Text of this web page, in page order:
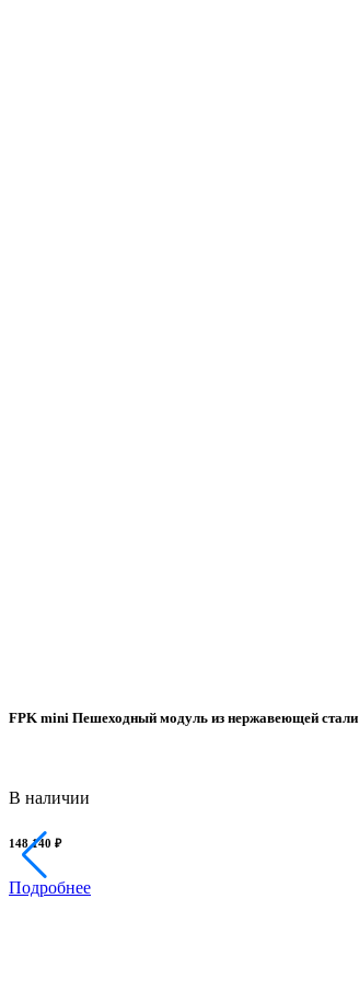
FPK mini Пешеходный модуль из нержавеющей стали
В наличии
148 140 ₽
Подробнее